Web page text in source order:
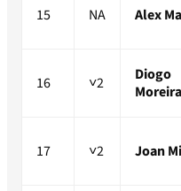
15 NA Alex
16 ˅2
Diogo
Moreira
17 ˅2 Joan